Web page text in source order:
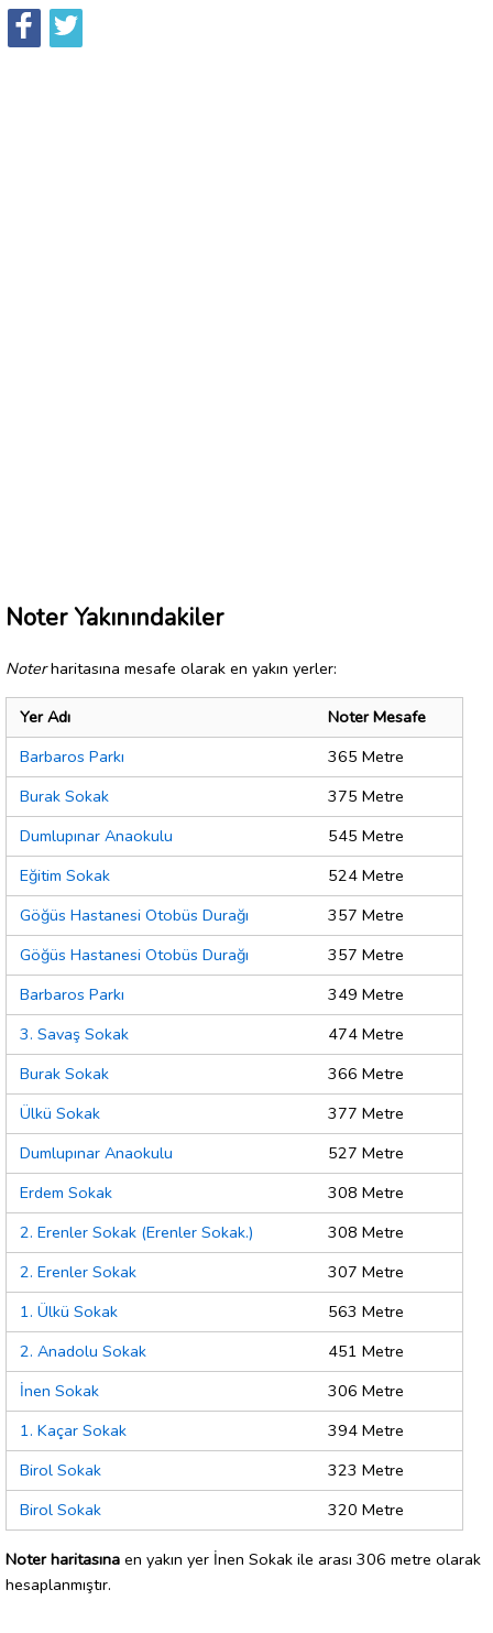
Noter Yakınındakiler
Noterharitasına mesafe olarak en yakın yerler:
Yer Adı
Noter Mesafe
Barbaros Parkı
365 Metre
Burak Sokak
375 Metre
Dumlupınar Anaokulu
545 Metre
Eğitim Sokak
524 Metre
Göğüs Hastanesi Otobüs Durağı
357 Metre
Göğüs Hastanesi Otobüs Durağı
357 Metre
Barbaros Parkı
349 Metre
3. Savaş Sokak
474 Metre
Burak Sokak
366 Metre
Ülkü Sokak
377 Metre
Dumlupınar Anaokulu
527 Metre
Erdem Sokak
308 Metre
2. Erenler Sokak (Erenler Sokak.)
308 Metre
2. Erenler Sokak
307 Metre
1. Ülkü Sokak
563 Metre
2. Anadolu Sokak
451 Metre
İnen Sokak
306 Metre
1. Kaçar Sokak
394 Metre
Birol Sokak
323 Metre
Birol Sokak
320 Metre
Noter haritasına en yakın yer İnen Sokak ile arası 306 metre olarak
hesaplanmıştır.